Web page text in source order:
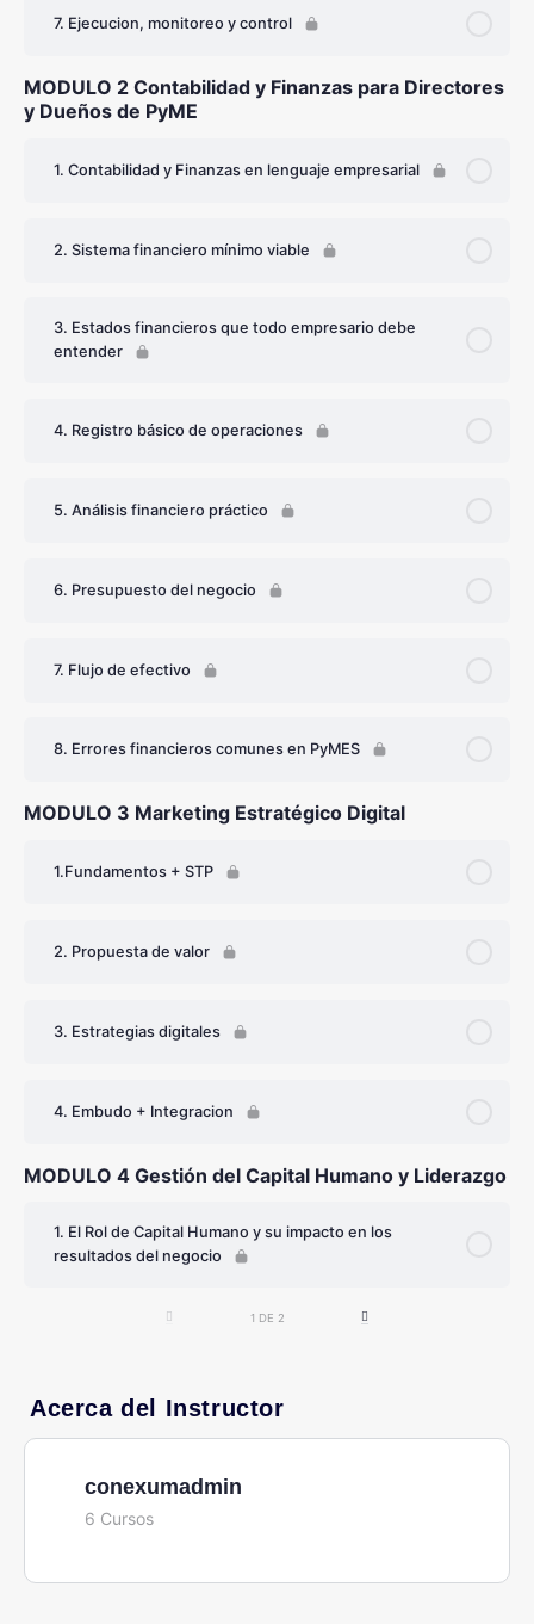
7. Ejecucion, monitoreo y control
MODULO 2 Contabilidad y Finanzas para Directores
y Dueños de PyME
1. Contabilidad y Finanzas en lenguaje empresarial
2. Sistema financiero mínimo viable
3. Estados financieros que todo empresario debe
entender
4. Registro básico de operaciones
5. Análisis financiero práctico
6. Presupuesto del negocio
7. Flujo de efectivo
8. Errores financieros comunes en PyMES
MODULO 3 Marketing Estratégico Digital
1.Fundamentos + STP
2. Propuesta de valor
3. Estrategias digitales
4. Embudo + Integracion
MODULO 4 Gestión del Capital Humano y Liderazgo
1. El Rol de Capital Humano y su impacto en los
resultados del negocio
1 DE 2
Acerca del Instructor
conexumadmin
6 Cursos